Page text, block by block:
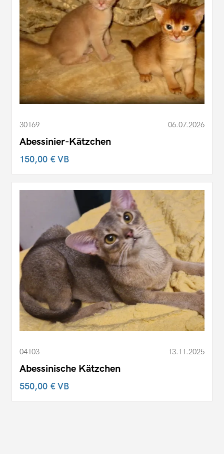
30169 06.07.2026
Abessinier-Kätzchen
150,00 €VB
04103 13.11.2025
Abessinische Kätzchen
550,00 €VB